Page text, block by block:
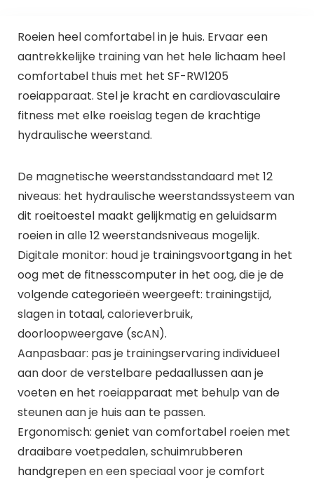
Roeien heel comfortabel in je huis. Ervaar een
aantrekkelijke training van het hele lichaam heel
comfortabel thuis met het SF-RW1205
roeiapparaat. Stel je kracht en cardiovasculaire
fitness met elke roeislag tegen de krachtige
hydraulische weerstand.
De magnetische weerstandsstandaard met 12
niveaus: het hydraulische weerstandssysteem van
dit roeitoestel maakt gelijkmatig en geluidsarm
roeien in alle 12 weerstandsniveaus mogelijk.
Digitale monitor: houd je trainingsvoortgang in het
oog met de fitnesscomputer in het oog, die je de
volgende categorieën weergeeft: trainingstijd,
slagen in totaal, calorieverbruik,
doorloopweergave (scAN).
Aanpasbaar: pas je trainingservaring individueel
aan door de verstelbare pedaallussen aan je
voeten en het roeiapparaat met behulp van de
steunen aan je huis aan te passen.
Ergonomisch: geniet van comfortabel roeien met
draaibare voetpedalen, schuimrubberen
handgrepen en een speciaal voor je comfort